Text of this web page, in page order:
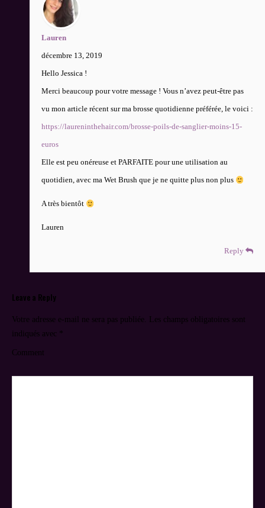
Lauren
décembre 13, 2019
Hello Jessica !
Merci beaucoup pour votre message ! Vous n’avez peut-être pas
vu mon article récent sur ma brosse quotidienne préférée, le voici :
https://laureninthehair.com/brosse-poils-de-sanglier-moins-15-
euros
Elle est peu onéreuse et PARFAITE pour une utilisation au
quotidien, avec ma Wet Brush que je ne quitte plus non plus
A très bientôt
Lauren
Reply
Leave a Reply
Votre adresse e-mail ne sera pas publiée.
Les champs obligatoires sont
indiqués avec *
Comment